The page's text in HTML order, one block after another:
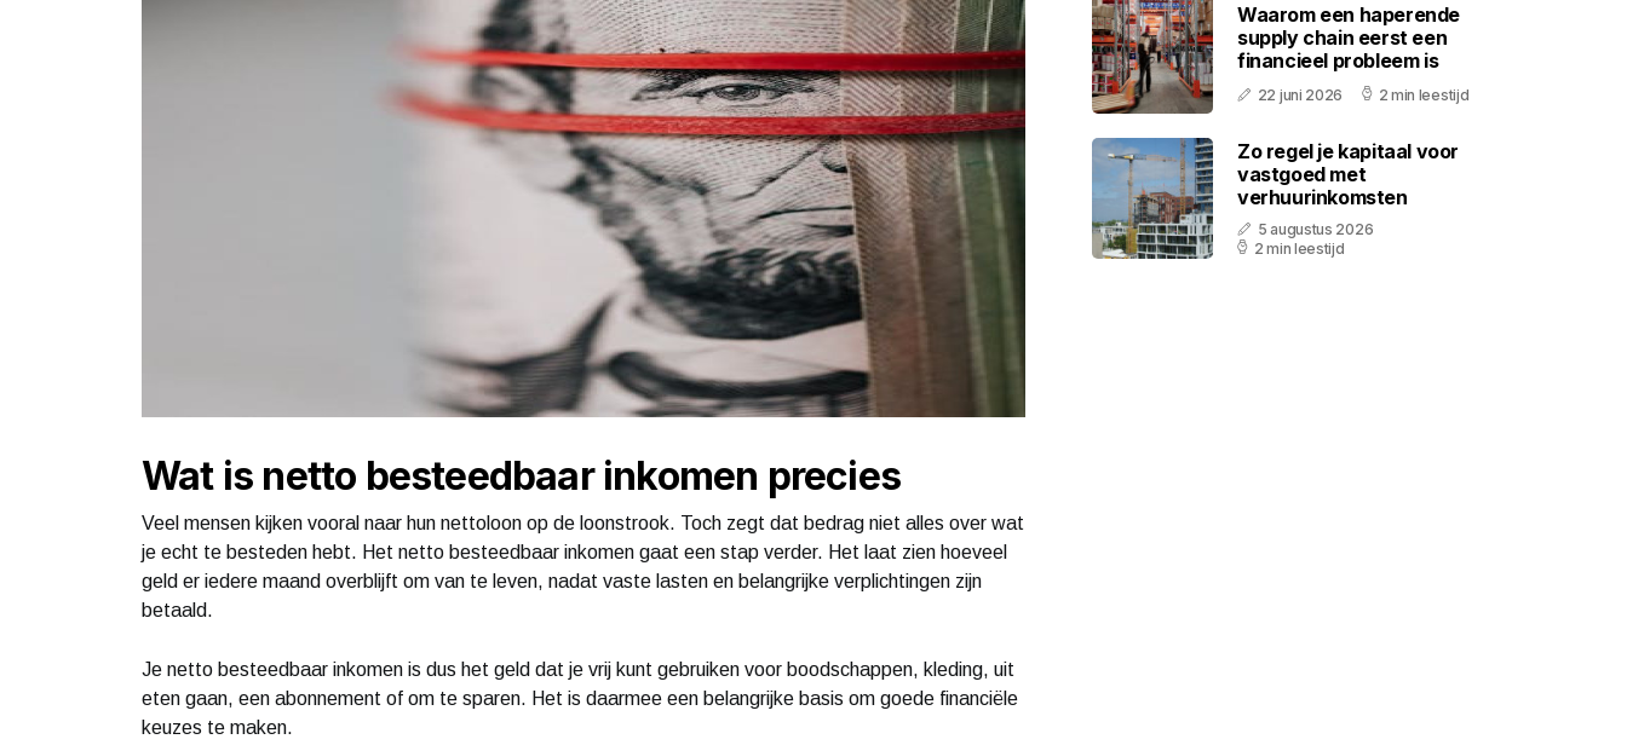
Wat is netto besteedbaar inkomen precies
Veel mensen kijken vooral naar hun nettoloon op de loonstrook. Toch zegt dat bedrag niet alles over wat
je echt te besteden hebt. Het netto besteedbaar inkomen gaat een stap verder. Het laat zien hoeveel
geld er iedere maand overblijft om van te leven, nadat vaste lasten en belangrijke verplichtingen zijn
betaald.
Je netto besteedbaar inkomen is dus het geld dat je vrij kunt gebruiken voor boodschappen, kleding, uit
eten gaan, een abonnement of om te sparen. Het is daarmee een belangrijke basis om goede financiële
keuzes te maken.
Waarom een haperende
supply chain eerst een
financieel probleem is
22 juni 2026 2 min leestijd
Zo regel je kapitaal voor
vastgoed met
verhuurinkomsten
5 augustus 2026
2 min leestijd